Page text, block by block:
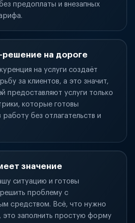
предоплаты и внезапных
на дороге
на услуги создаёт
за клиентов, а это значит,
предоставляют услуги только
которые готовы
работу без отлагательств и
значение
ситуацию и готовы
проблему с
средством. Всё, что нужно
это заполнить простую форму